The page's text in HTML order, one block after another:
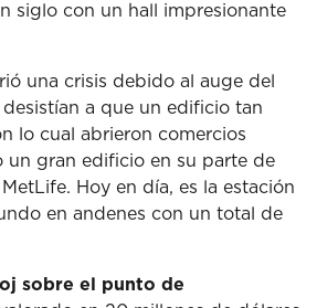
siglo con un hall impresionante
una crisis debido al auge del
a que un edificio tan
lo cual abrieron comercios
un gran edificio en su parte de
Hoy en día, es la estación
en andenes con un total de
sobre el punto de